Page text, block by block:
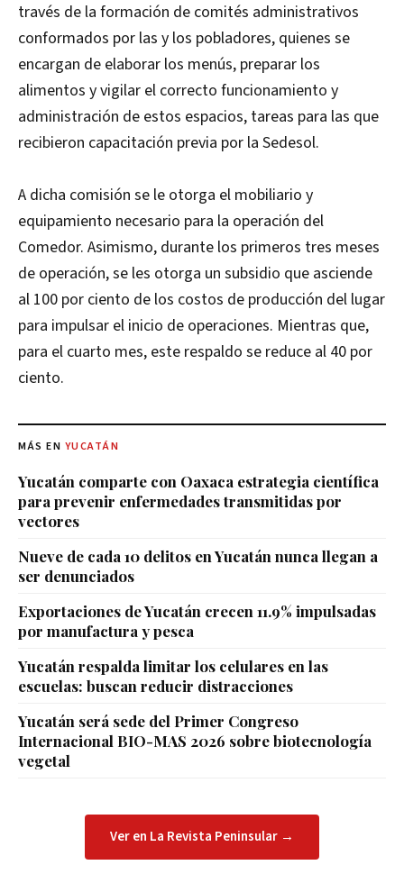
través de la formación de comités administrativos
conformados por las y los pobladores, quienes se
encargan de elaborar los menús, preparar los
alimentos y vigilar el correcto funcionamiento y
administración de estos espacios, tareas para las que
recibieron capacitación previa por la Sedesol.
A dicha comisión se le otorga el mobiliario y
equipamiento necesario para la operación del
Comedor. Asimismo, durante los primeros tres meses
de operación, se les otorga un subsidio que asciende
al 100 por ciento de los costos de producción del lugar
para impulsar el inicio de operaciones. Mientras que,
para el cuarto mes, este respaldo se reduce al 40 por
ciento.
MÁS EN YUCATÁN
Yucatán comparte con Oaxaca estrategia científica
para prevenir enfermedades transmitidas por
vectores
Nueve de cada 10 delitos en Yucatán nunca llegan a
ser denunciados
Exportaciones de Yucatán crecen 11.9% impulsadas
por manufactura y pesca
Yucatán respalda limitar los celulares en las
escuelas: buscan reducir distracciones
Yucatán será sede del Primer Congreso
Internacional BIO-MAS 2026 sobre biotecnología
vegetal
Ver en La Revista Peninsular →